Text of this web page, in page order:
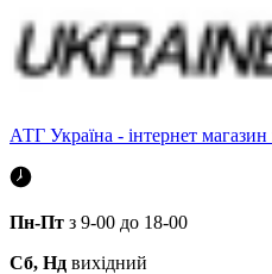
АТГ Україна - інтернет
Пн-Пт з 9-00 до 18-00
Сб, Нд вихідний